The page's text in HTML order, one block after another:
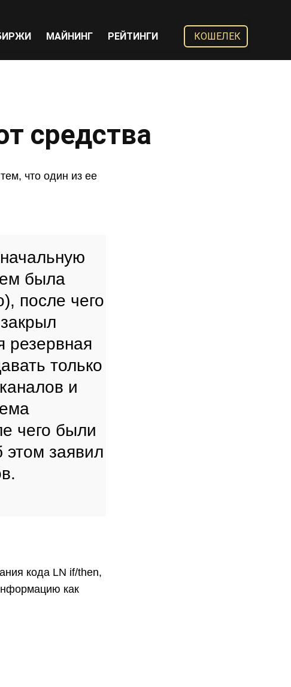
МАЙНИНГ РЕЙТИНГИ КОШЕЛЕК
средства
что один из ее
была
после чего
резервная
только
и
чего были
заявил
кода LN if/then,
как